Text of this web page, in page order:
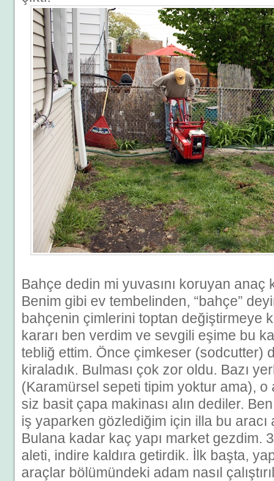
Bahçe dedin mi yuvasını koruyan anaç
Benim gibi ev tembelinden, “bahçe”
bahçenin çimlerini toptan değiştirmeye
kararı ben verdim ve sevgili eşime bu
tebliğ ettim. Önce çimkeser (sodcutter)
kiraladık. Bulması çok zor oldu. Bazı
(Karamürsel sepeti tipim yoktur ama), o
siz basit çapa makinası alın dediler.
iş yaparken gözlediğim için illa bu aracı
Bulana kadar kaç yapı market gezdim. 3
aleti, indire kaldıra getirdik. İlk başta,
araçlar bölümündeki adam nasıl